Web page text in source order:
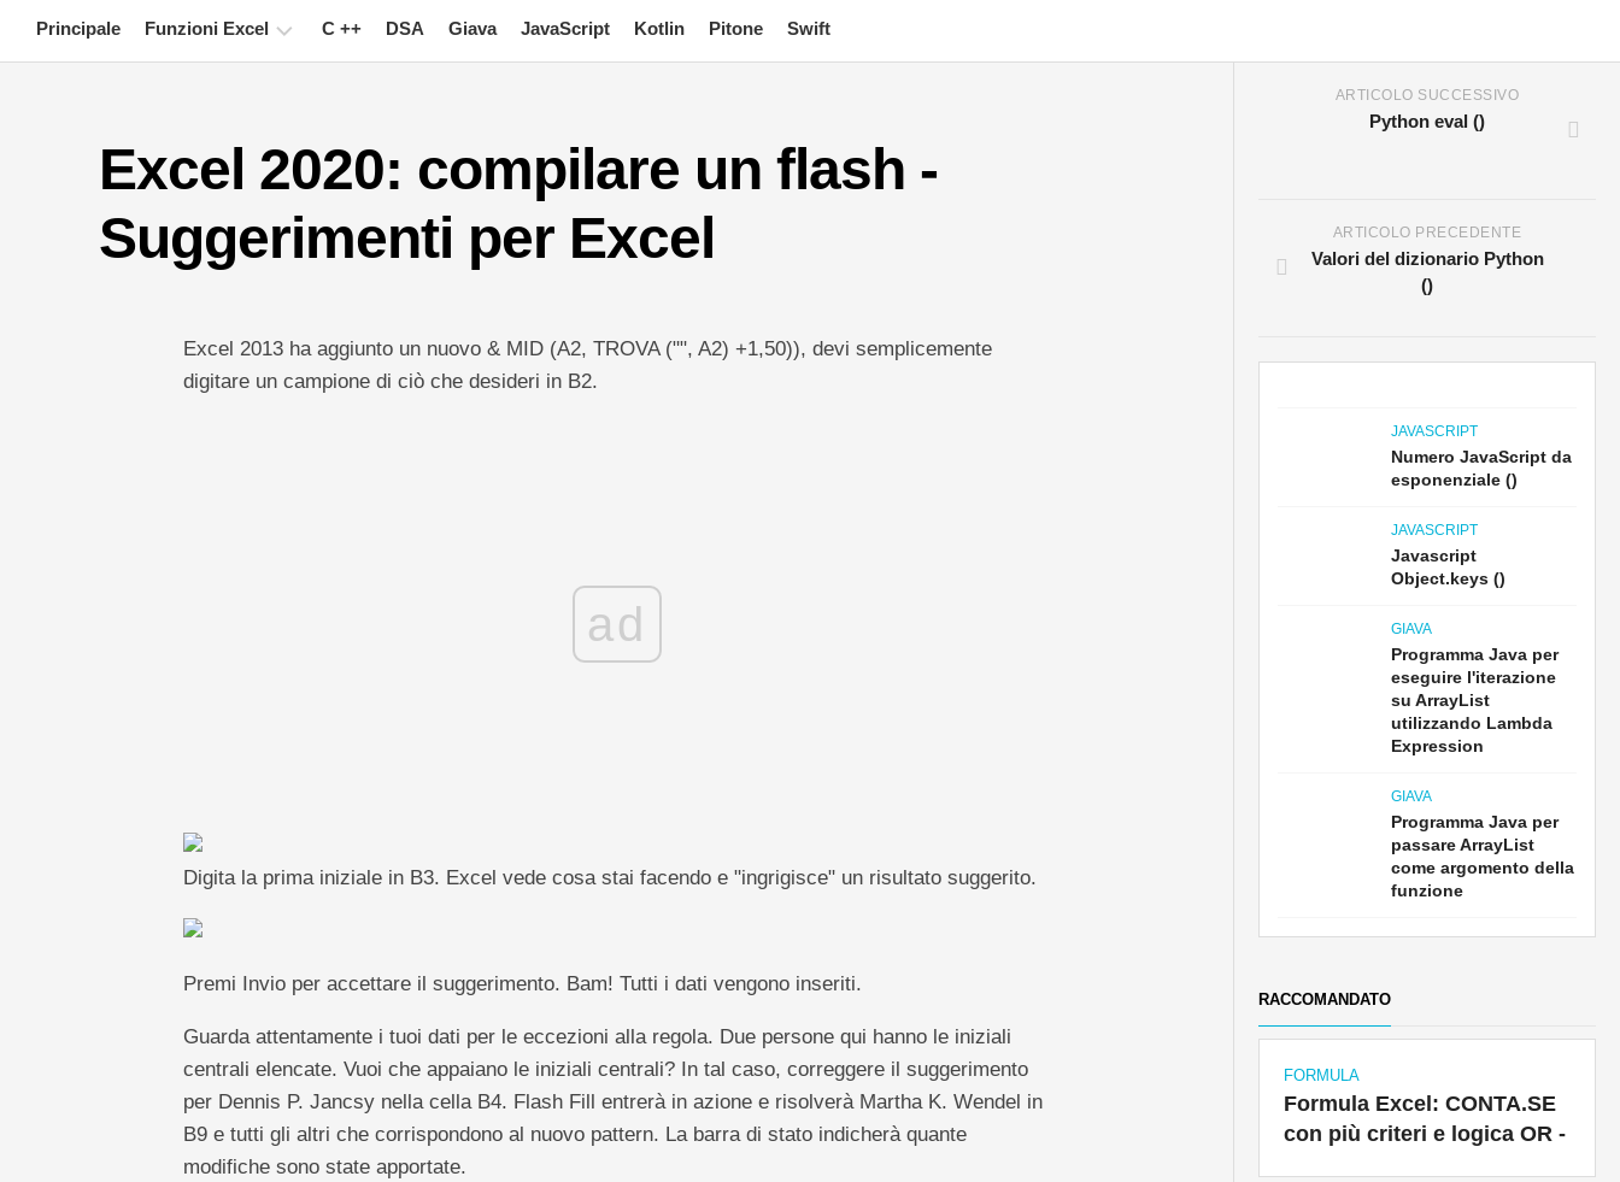
content
Principale Funzioni Excel
Suggerimenti
su
Formula
Tasti
rapidi
C ++ DSA Giava JavaScript Kotlin Pitone Swift
Excel 2020: compilare un flash -
Suggerimenti per Excel
Excel 2013 ha aggiunto un nuovo & MID (A2, TROVA ("", A2) +1,50)), devi semplicemente
digitare un campione di ciò che desideri in B2.
ad
Digita la prima iniziale in B3. Excel vede cosa stai facendo e "ingrigisce" un risultato suggerito.
Premi Invio per accettare il suggerimento. Bam! Tutti i dati vengono inseriti.
Guarda attentamente i tuoi dati per le eccezioni alla regola. Due persone qui hanno le iniziali
centrali elencate. Vuoi che appaiano le iniziali centrali? In tal caso, correggere il suggerimento
per Dennis P. Jancsy nella cella B4. Flash Fill entrerà in azione e risolverà Martha K. Wendel in
B9 e tutti gli altri che corrispondono al nuovo pattern. La barra di stato indicherà quante
modifiche sono state apportate.
ARTICOLO SUCCESSIVO
Python eval ()
ARTICOLO PRECEDENTE
Valori del dizionario Python
()
JAVASCRIPT
Numero JavaScript da
esponenziale ()
JAVASCRIPT
Javascript
Object.keys ()
GIAVA
Programma Java per
eseguire l'iterazione
su ArrayList
utilizzando Lambda
Expression
GIAVA
Programma Java per
passare ArrayList
come argomento della
funzione
RACCOMANDATO
FORMULA
Formula Excel: CONTA.SE
con più criteri e logica OR -